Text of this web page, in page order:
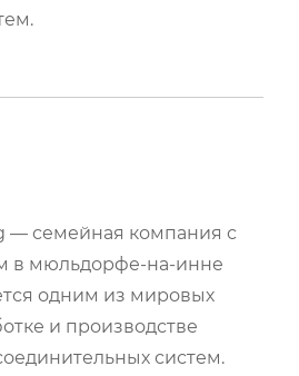
— семейная компания с
в мюльдорфе-на-инне
одним из мировых
и производстве
систем.